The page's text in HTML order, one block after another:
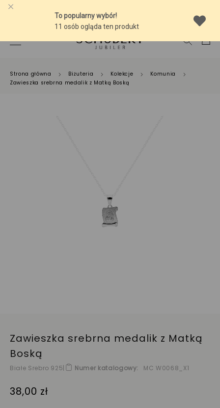
Strona główna Biżuteria Kolekcje
Komunia
Zawieszka srebrna medalik z Matką Boską
Zawieszka srebrna medalik z Matką
Boską
Białe Srebro 925| Numer katalogowy MC W0068_X1
38,00 zł